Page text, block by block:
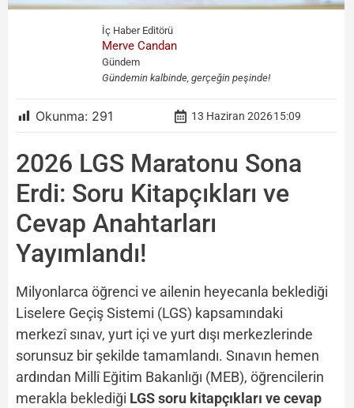
İç Haber Editörü
Merve Candan
Gündem
Gündemin kalbinde, gerçeğin peşinde!
Okunma: 291 13 Haziran 202615:09
2026 LGS Maratonu Sona
Erdi: Soru Kitapçıkları ve
Cevap Anahtarları
Yayımlandı!
Milyonlarca öğrenci ve ailenin heyecanla beklediği
Liselere Geçiş Sistemi (LGS) kapsamındaki
merkezî sınav, yurt içi ve yurt dışı merkezlerinde
sorunsuz bir şekilde tamamlandı. Sınavın hemen
ardından Millî Eğitim Bakanlığı (MEB), öğrencilerin
merakla beklediği LGS soru kitapçıkları ve cevap